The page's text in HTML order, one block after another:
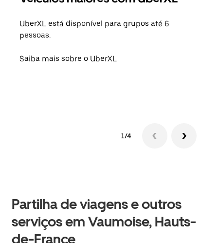
UberXL está disponível para grupos até 6
pessoas.
Saiba mais sobre o UberXL
1/4
Partilha de viagens e outros
serviços em Vaumoise, Hauts-
de-France